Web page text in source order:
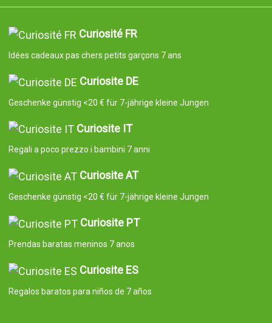
Curiosité FR
Idées cadeaux pas chers petits garçons 7 ans
Curiosite DE
Geschenke günstig <20 € für 7-jährige kleine Jungen
Curiosite IT
Regali a poco prezzo i bambini 7 anni
Curiosite AT
Geschenke günstig <20 € für 7-jährige kleine Jungen
Curiosite PT
Prendas baratas meninos 7 anos
Curiosite ES
Regalos baratos para niños de 7 años